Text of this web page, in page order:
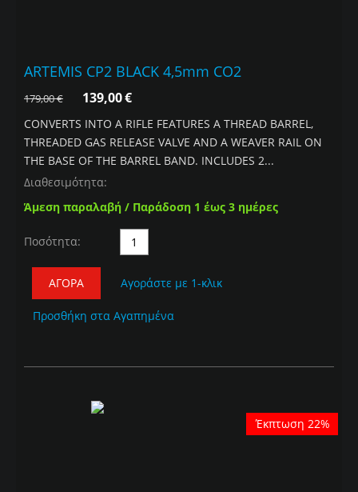
ARTEMIS CP2 BLACK 4,5mm CO2
179,00€ 139,00€
CONVERTS INTO A RIFLE FEATURES A THREAD BARREL,
THREADED GAS RELEASE VALVE AND A WEAVER RAIL ON
THE BASE OF THE BARREL BAND. INCLUDES 2...
Διαθεσιμότητα:
Άμεση παραλαβή / Παράδοση 1 έως 3 ημέρες
Ποσότητα:
ΑΓΟΡΆ Αγοράστε με 1-κλικ
Προσθήκη στα Αγαπημένα
Έκπτωση 22%